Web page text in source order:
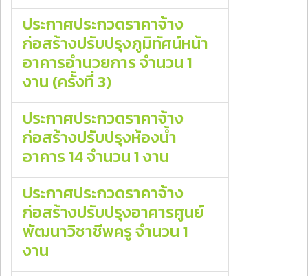
ประกาศประกวดราคาจ้าง
ก่อสร้างปรับปรุงภูมิทัศน์หน้า
อาคารอำนวยการ จํานวน 1
งาน (ครั้งที่ 3)
ประกาศประกวดราคาจ้าง
ก่อสร้างปรับปรุงห้องน้ำ
อาคาร 14 จํานวน 1 งาน
ประกาศประกวดราคาจ้าง
ก่อสร้างปรับปรุงอาคารศูนย์
พัฒนาวิชาชีพครู จํานวน 1
งาน